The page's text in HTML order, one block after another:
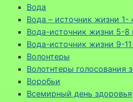
Вода
Вода – источник жизни 1-
Вода-источник жизни 5-8
Вода-источник жизни 9-
Волонтеры
Волотнтеры голосования
Воробьи
Всемирный день здоровья